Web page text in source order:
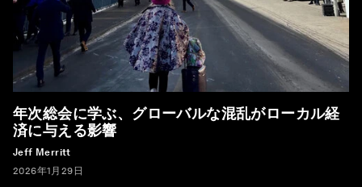
年次総会に学ぶ、グローバルな混乱がローカル経
済に与える影響
Jeff Merritt
2026年1月29日